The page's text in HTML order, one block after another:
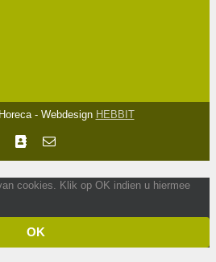
- Webdesign HEBBIT
Facebook
E-
cookies. Klik op OK indien u hiermee
OK